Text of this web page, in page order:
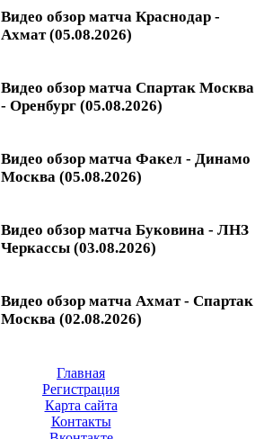
Видео обзор матча Краснодар -
Ахмат (05.08.2026)
Видео обзор матча Спартак Москва
- Оренбург (05.08.2026)
Видео обзор матча Факел - Динамо
Москва (05.08.2026)
Видео обзор матча Буковина - ЛНЗ
Черкассы (03.08.2026)
Видео обзор матча Ахмат - Спартак
Москва (02.08.2026)
Главная
Регистрация
Карта сайта
Контакты